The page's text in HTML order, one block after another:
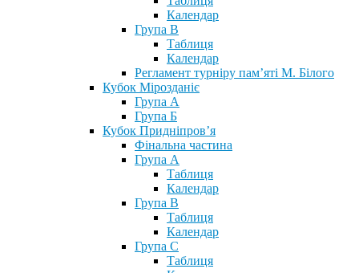
Календар
Група В
Таблиця
Календар
Регламент турніру пам’яті М. Білого
Кубок Мірозданіє
Група А
Група Б
Кубок Придніпров’я
Фінальна частина
Група А
Таблиця
Календар
Група В
Таблиця
Календар
Група С
Таблиця